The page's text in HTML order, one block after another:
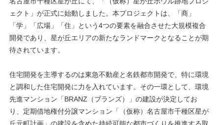
ェクト」が正式に始動しました。本プロジェクトは、「商」
「学」「広場」「住」という4つの要素を融合させた大規模複合
開発であり、星が丘エリアの新たなランドマークとなることが期
待されています。
住宅開発を主導するのは東急不動産と名鉄都市開発で、特に環境
と調和した住宅開発に力を入れています。その一環として、環境
先進マンション「BRANZ（ブランズ）」の建設が決定してお
り、定期借地権付分譲マンション「（仮称）名古屋市千種区星が
丘元町計画」の建設を含めた持続可能な都市づくりを推進する取